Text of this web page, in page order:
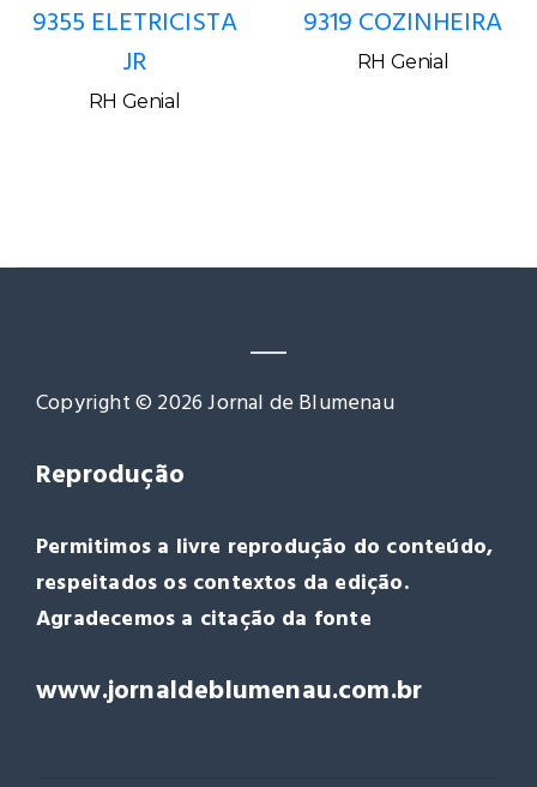
9355 ELETRICISTA
JR
RH Genial
9319 COZINHEIRA
RH Genial
Copyright © 2026 Jornal de Blumenau
Reprodução
Permitimos a livre reprodução do conteúdo,
respeitados os contextos da edição.
Agradecemos a citação da fonte
www.jornaldeblumenau.com.br